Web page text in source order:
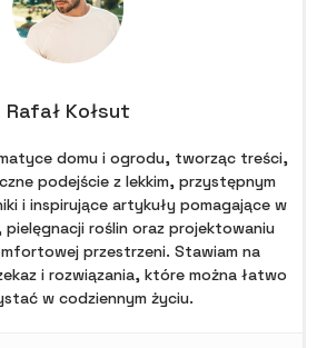
Rafał Kołsut
domu i ogrodu, tworząc treści,
podejście z lekkim, przystępnym
i inspirujące artykuły pomagające w
pielęgnacji roślin oraz projektowaniu
przestrzeni. Stawiam na
i rozwiązania, które można łatwo
w codziennym życiu.